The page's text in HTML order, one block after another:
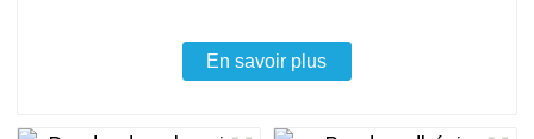
En savoir plus